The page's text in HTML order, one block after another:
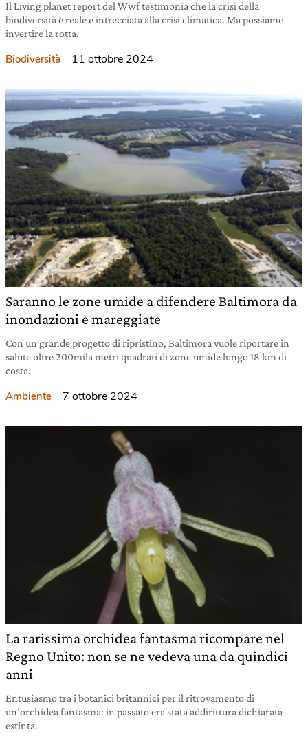
Il Living planet report del Wwf testimonia che la crisi della
biodiversità è reale e intrecciata alla crisi climatica. Ma possiamo
invertire la rotta.
Biodiversità 11 ottobre 2024
Saranno le zone umide a difendere Baltimora da
inondazioni e mareggiate
Con un grande progetto di ripristino, Baltimora vuole riportare in
salute oltre 200mila metri quadrati di zone umide lungo 18 km di
costa.
Ambiente 7 ottobre 2024
La rarissima orchidea fantasma ricompare nel
Regno Unito: non se ne vedeva una da quindici
anni
Entusiasmo tra i botanici britannici per il ritrovamento di
un’orchidea fantasma: in passato era stata addirittura dichiarata
estinta.